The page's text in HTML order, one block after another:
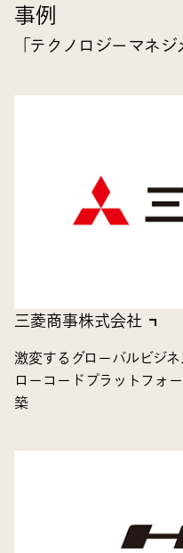
事例
「テクノロジーマネ
三菱商事株式会社
激変するグローバルビジ
ローコードプラットフォ
築